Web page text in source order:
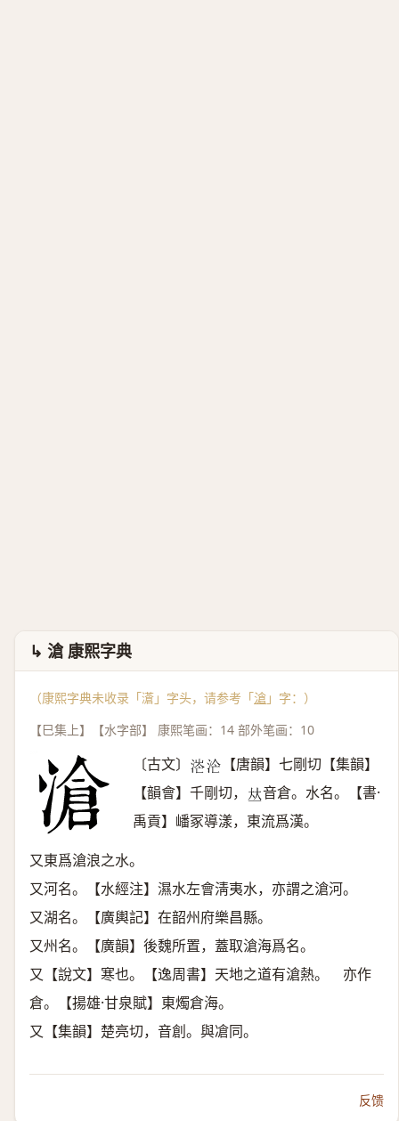
↳ 滄 康熙字典
（康熙字典未收录「濸」字头，请参考「滄 」字：）
【巳集上】【水字部】 康熙笔画：14 部外笔画：10
〔古文〕 𣶟 𣳁
【唐韻】七剛切【集韻】
【韻會】千剛切， 𠀤音倉。水名。【書·
禹貢】嶓冢導漾，東流爲漢。
又東爲滄浪之水。
又河名。【水經注】濕水左會淸夷水，亦謂之滄河。
又湖名。【廣輿記】在韶州府樂昌縣。
又州名。【廣韻】後魏所置，蓋取滄海爲名。
又【說文】寒也。【逸周書】天地之道有滄熱。 亦作
倉。【揚雄·甘泉賦】東燭倉海。
又【集韻】楚亮切，音創。與凔同。
反馈